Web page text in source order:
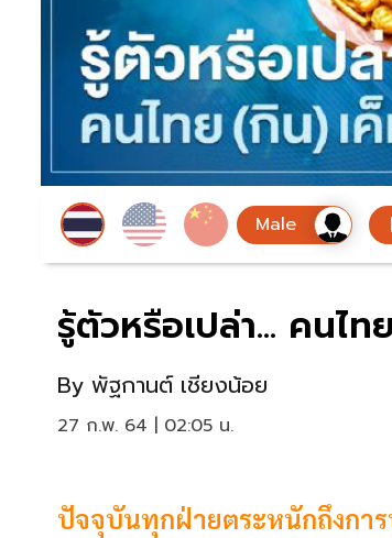
รู้ตัวหรือเปล่า... คนไ
By พัฐกานต์ เชียงน้อย
27 ก.พ. 64 | 02:05 น.
ปัจจุบันทุกฝ่ายตระหนักถึงกา